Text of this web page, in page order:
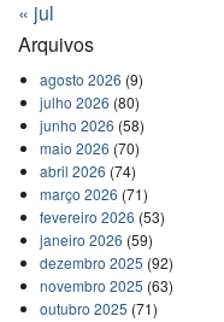
« jul
Arquivos
agosto 2026 (9)
julho 2026 (80)
junho 2026 (58)
maio 2026 (70)
abril 2026 (74)
março 2026 (71)
fevereiro 2026 (53)
janeiro 2026 (59)
dezembro 2025 (92)
novembro 2025 (63)
outubro 2025 (71)